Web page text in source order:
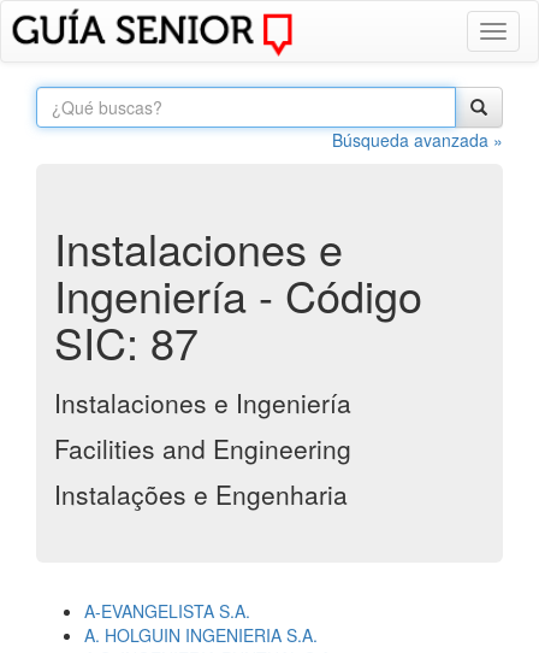
Búsqueda avanzada »
Instalaciones e
Ingeniería - Código
SIC: 87
Instalaciones e Ingeniería
Facilities and Engineering
Instalações e Engenharia
A-EVANGELISTA S.A.
A. HOLGUIN INGENIERIA S.A.